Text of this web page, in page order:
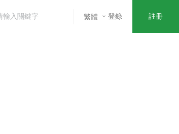
繁體 登錄 註冊